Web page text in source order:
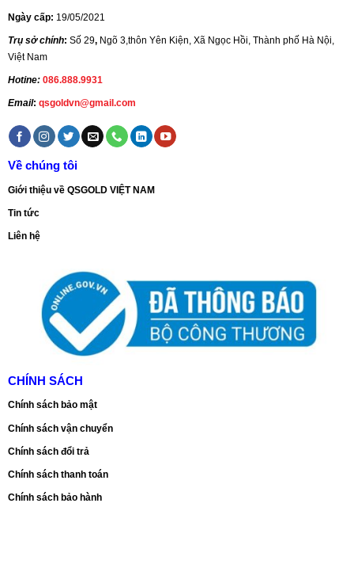
Ngày cấp: 19/05/2021
Trụ sở chính: Số 29, Ngõ 3,thôn Yên Kiện, Xã Ngọc Hồi, Thành phố Hà Nội,
Việt Nam
Hotine: 086.888.9931
Email: qsgoldvn@gmail.com
Về chúng tôi
Giới thiệu về QSGOLD VIỆT NAM
Tin tức
Liên hệ
CHÍNH SÁCH
Chính sách bảo mật
Chính sách vận chuyển
Chính sách đổi trả
Chính sách thanh toán
Chính sách bảo hành